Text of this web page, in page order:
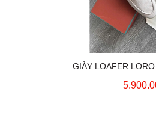
GIÀY LOAFER LORO
CHARMS